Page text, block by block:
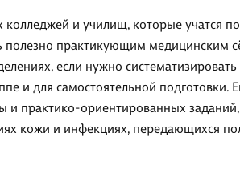
и училищ, которые учатся по
полезно практикующим медицинским
если нужно
и для самостоятельной подготовки.
и практико-ориентированных
кожи и инфекциях, передающихся